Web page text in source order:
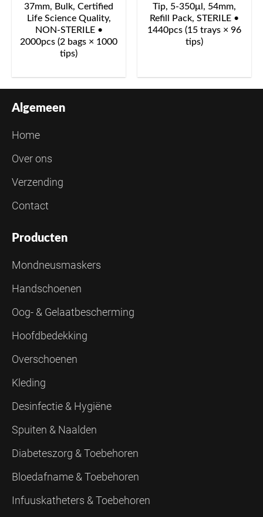
37mm, Bulk, Certified
Life Science Quality,
NON-STERILE •
2000pcs (2 bags × 1000
tips)
Tip, 5-350μl, 54mm,
Refill Pack, STERILE •
1440pcs (15 trays × 96
tips)
Algemeen
Home
Over ons
Verzending
Contact
Producten
Mondneusmaskers
Handschoenen
Oog- & Gelaatbescherming
Hoofdbedekking
Overschoenen
Kleding
Desinfectie & Hygiëne
Spuiten & Naalden
Diabeteszorg & Toebehoren
Bloedafname & Toebehoren
Infuuskatheters & Toebehoren